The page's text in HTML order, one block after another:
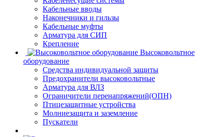
Кабельные вводы
Наконечники и гильзы
Кабельные муфты
Арматура для СИП
Крепление
Высоковольтное
оборудование
Средства индивидуальной защиты
Предохранители высоковольтные
Арматура для ВЛЗ
Ограничители перенапряжений(ОПН)
Птицезащитные устройства
Молниезащита и заземление
Пускатели